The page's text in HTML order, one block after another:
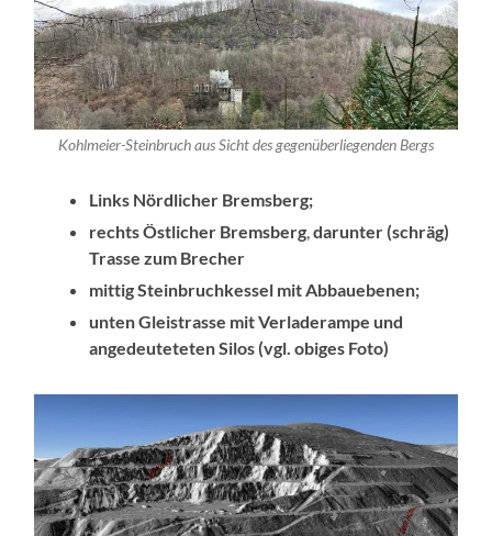
Kohlmeier-Steinbruch aus Sicht des gegenüberliegenden Bergs
Links Nördlicher Bremsberg;
rechts Östlicher Bremsberg,darunter (schräg)
Trasse zum Brecher
mittig Steinbruchkessel mit Abbauebenen;
unten Gleistrasse mit Verladerampe und
angedeuteteten Silos (vgl. obiges Foto)